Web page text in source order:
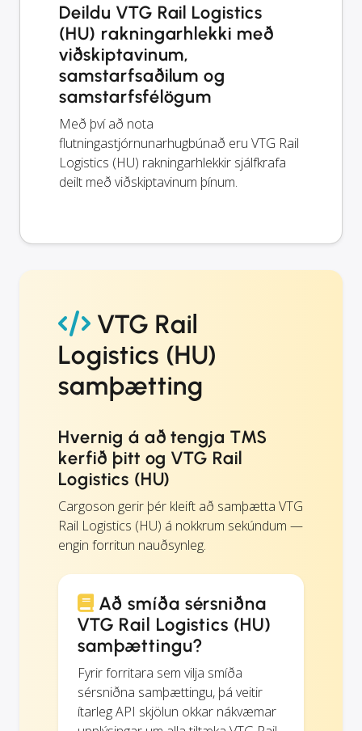
Deildu VTG Rail Logistics
(HU) rakningarhlekki með
viðskiptavinum,
samstarfsaðilum og
samstarfsfélögum
Með því að nota
flutningastjórnunarhugbúnað eru VTG Rail
Logistics (HU) rakningarhlekkir sjálfkrafa
deilt með viðskiptavinum þínum.
VTG Rail
Logistics (HU)
samþætting
Hvernig á að tengja TMS
kerfið þitt og VTG Rail
Logistics (HU)
Cargoson gerir þér kleift að samþætta VTG
Rail Logistics (HU) á nokkrum sekúndum —
engin forritun nauðsynleg.
Að smíða sérsniðna
VTG Rail Logistics (HU)
samþættingu?
Fyrir forritara sem vilja smíða
sérsniðna samþættingu, þá veitir
ítarleg API skjölun okkar nákvæmar